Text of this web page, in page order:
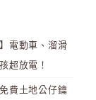
電動車、溜滑
超放電！
費土地公仔鑰